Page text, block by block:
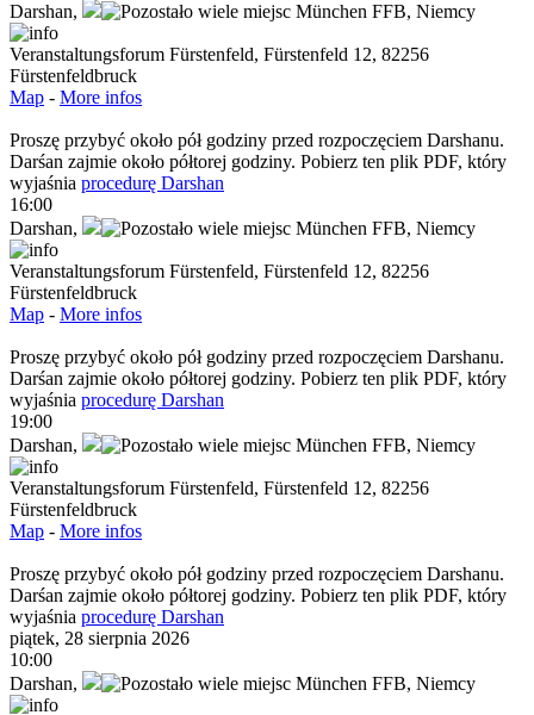
Darshan, München FFB, Niemcy
Veranstaltungsforum Fürstenfeld, Fürstenfeld 12, 82256
Fürstenfeldbruck
Map - More infos
Proszę przybyć około pół godziny przed rozpoczęciem Darshanu.
Darśan zajmie około półtorej godziny. Pobierz ten plik PDF, który
wyjaśnia procedurę Darshan
16:00
Darshan, München FFB, Niemcy
Veranstaltungsforum Fürstenfeld, Fürstenfeld 12, 82256
Fürstenfeldbruck
Map - More infos
Proszę przybyć około pół godziny przed rozpoczęciem Darshanu.
Darśan zajmie około półtorej godziny. Pobierz ten plik PDF, który
wyjaśnia procedurę Darshan
19:00
Darshan, München FFB, Niemcy
Veranstaltungsforum Fürstenfeld, Fürstenfeld 12, 82256
Fürstenfeldbruck
Map - More infos
Proszę przybyć około pół godziny przed rozpoczęciem Darshanu.
Darśan zajmie około półtorej godziny. Pobierz ten plik PDF, który
wyjaśnia procedurę Darshan
piątek, 28 sierpnia 2026
10:00
Darshan, München FFB, Niemcy